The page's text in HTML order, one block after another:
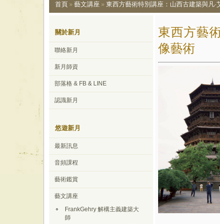
首頁 » 藝文講座 » 東西方藝術特別講座：山西古建築與凡·
關於新月
聯絡新月
新月師資
部落格 & FB & LINE
認識新月
悠遊新月
最新訊息
音頻課程
藝術鑑賞
藝文講座
FrankGehry 解構主義建築大
師
東西方藝
像藝術